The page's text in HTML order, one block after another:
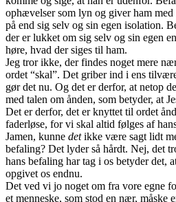
ophævelser som lyn og giver ham
på end sig selv og sin egen isolation.
der er lukket om sig selv og sin egen
høre, hvad der siges til ham.
Jeg tror ikke, der findes noget mere
ordet “skal”. Det griber ind i ens
gør det nu. Og det er derfor, at netop
med talen om ånden, som betyder, at
Det er derfor, det er knyttet til ordet
faderløse, for vi skal altid følges af
Jamen, kunne detikke være sagt lidt
befaling? Det lyder så hårdt. Nej, det
hans befaling har tag i os betyder det,
opgivet os endnu.
Det ved vi jo noget om fra vore egne
et menneske, som stod en nær, måske